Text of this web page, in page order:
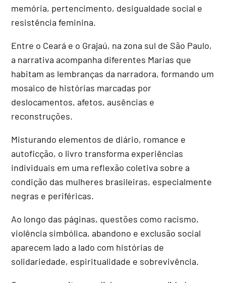
memória, pertencimento, desigualdade social e
resistência feminina.
Entre o Ceará e o Grajaú, na zona sul de São Paulo,
a narrativa acompanha diferentes Marias que
habitam as lembranças da narradora, formando um
mosaico de histórias marcadas por
deslocamentos, afetos, ausências e
reconstruções.
Misturando elementos de diário, romance e
autoficção, o livro transforma experiências
individuais em uma reflexão coletiva sobre a
condição das mulheres brasileiras, especialmente
negras e periféricas.
Ao longo das páginas, questões como racismo,
violência simbólica, abandono e exclusão social
aparecem lado a lado com histórias de
solidariedade, espiritualidade e sobrevivência.